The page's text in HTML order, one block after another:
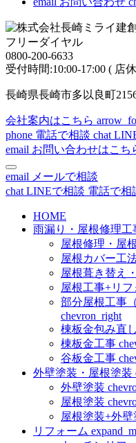
フリーダイヤル
0800-200-6633
受付時間:10:00-17:00 ( 店
長崎県長崎市多以良町
会社案内はこちら
phone 電話で相談 chat
email お問い合わせはこち
email メールで相談
chat LINEで相談 電話で相
HOME
雨漏り・屋根修理工
屋根修理・屋
屋根カバー工
屋根葺き替え
屋根工事+リ
部分屋根工事
chevron_right
棟板金包み直
棟板金工事
谷板金工事
外壁塗装・屋根塗装
外壁塗装
屋根塗装
屋根塗装+外
リフォーム